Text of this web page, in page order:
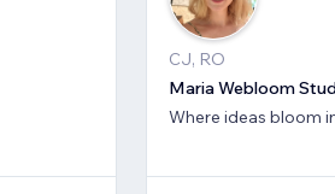
CJ, RO
Maria Webloom
Where ideas bloom